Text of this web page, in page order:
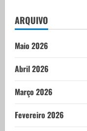
ARQUIVO
Maio 2026
Abril 2026
Março 2026
Fevereiro 2026